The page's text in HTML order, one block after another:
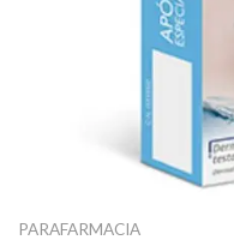
PARAFARMACIA